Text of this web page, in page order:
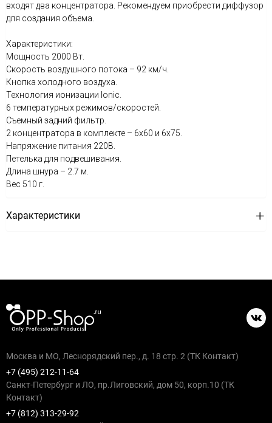
входят два концентратора. Рекомендуем приобрести диффузор
для создания объема.
Характеристики:
Мощность 2000 Вт.
Скорость воздушного потока – 92 км/ч.
Кнопка холодного воздуха.
Технология ионизации Ionic.
6 температурных режимов/скоростей.
Съемный задний фильтр.
2 концентратора в комплекте – 6x60 и 6x75.
Напряжение питания 220В.
Петелька для подвешивания.
Длина шнура – 2.7 м.
Вес 510 г.
Характеристики
Москва и МО, Леснорядский пер., д. 18 стр. 2 (ТК Контакт)
+7 (495) 212-11-64
Санкт-Петербург и ЛО, пр.Лиговский, дом 50, корп.10 (ТК
Контакт)
+7 (812) 313-29-92